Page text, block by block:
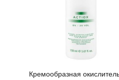
Кремообразная